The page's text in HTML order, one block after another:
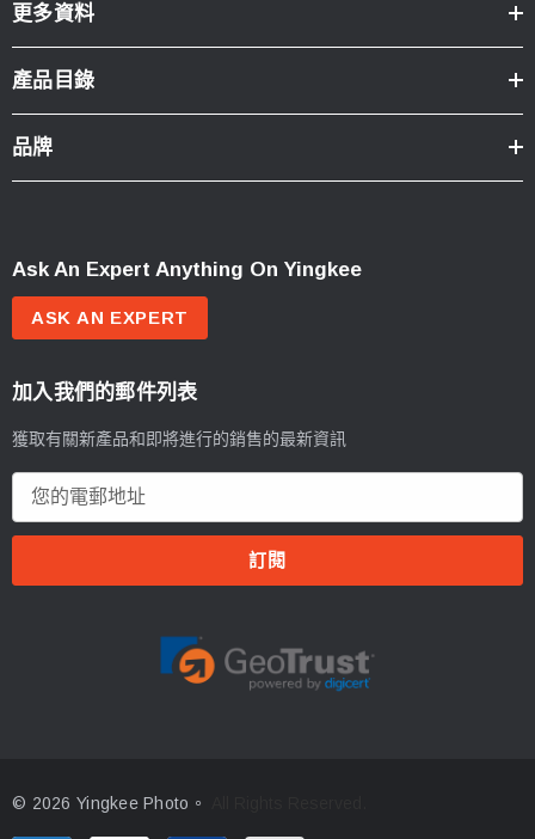
更多資料
產品目錄
品牌
Ask An Expert Anything On Yingkee
ASK AN EXPERT
加入我們的郵件列表
獲取有關新產品和即將進行的銷售的最新資訊
郵
© 2026 Yingkee Photo。